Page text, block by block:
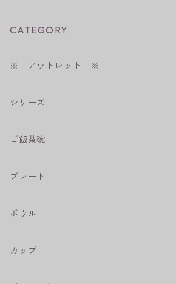
CATEGORY
※ アウトレット ※
シリーズ
shabby chic style
フラワーパレード
八角シリーズ
RONDE
ご飯茶碗
プレート
楕円皿
丸皿
ボウル
大鉢
カップ